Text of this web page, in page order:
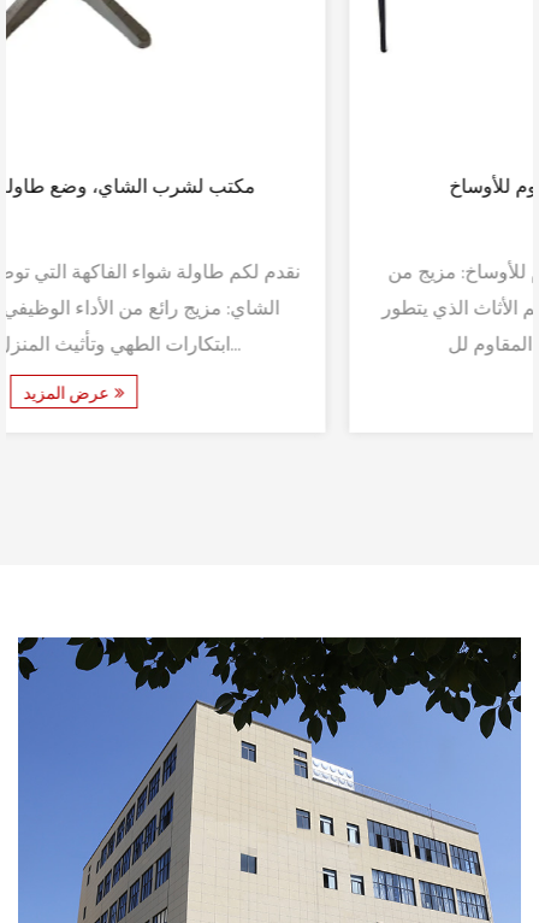
مقعد نوم طويل للمكتب مقاوم للأوساخ
نقدم لكم مقعد النوم الطويل المقاوم للأوساخ: مزيج من
الراحة والأداء العملي في مشهد تصميم الأثاث الذي يتطور